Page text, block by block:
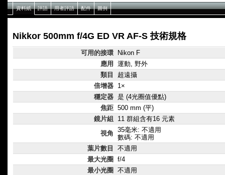
資料紙 評語 用者評語 配件 圖例
Nikkor 500mm f/4G ED VR AF-S 技術規格
可用的接環
Nikon F
應用
運動, 野外
類目
超遠攝
倍增器 1×
穩定器 是 (4光圈值優點)
焦距 500 mm (平)
鏡片組
11 群組含有16 元素
視角 35毫米: 不適用
數碼: 不適用
葉片數目
不適用
最大光圈
f/4
最小光圈
不適用